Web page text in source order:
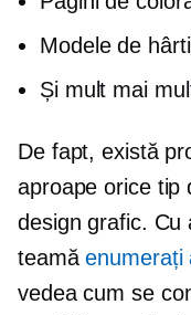
Modele de
Și mult mai
De fapt, există
aproape orice tip
design grafic. Cu
teamăenumerați
vedea cum se